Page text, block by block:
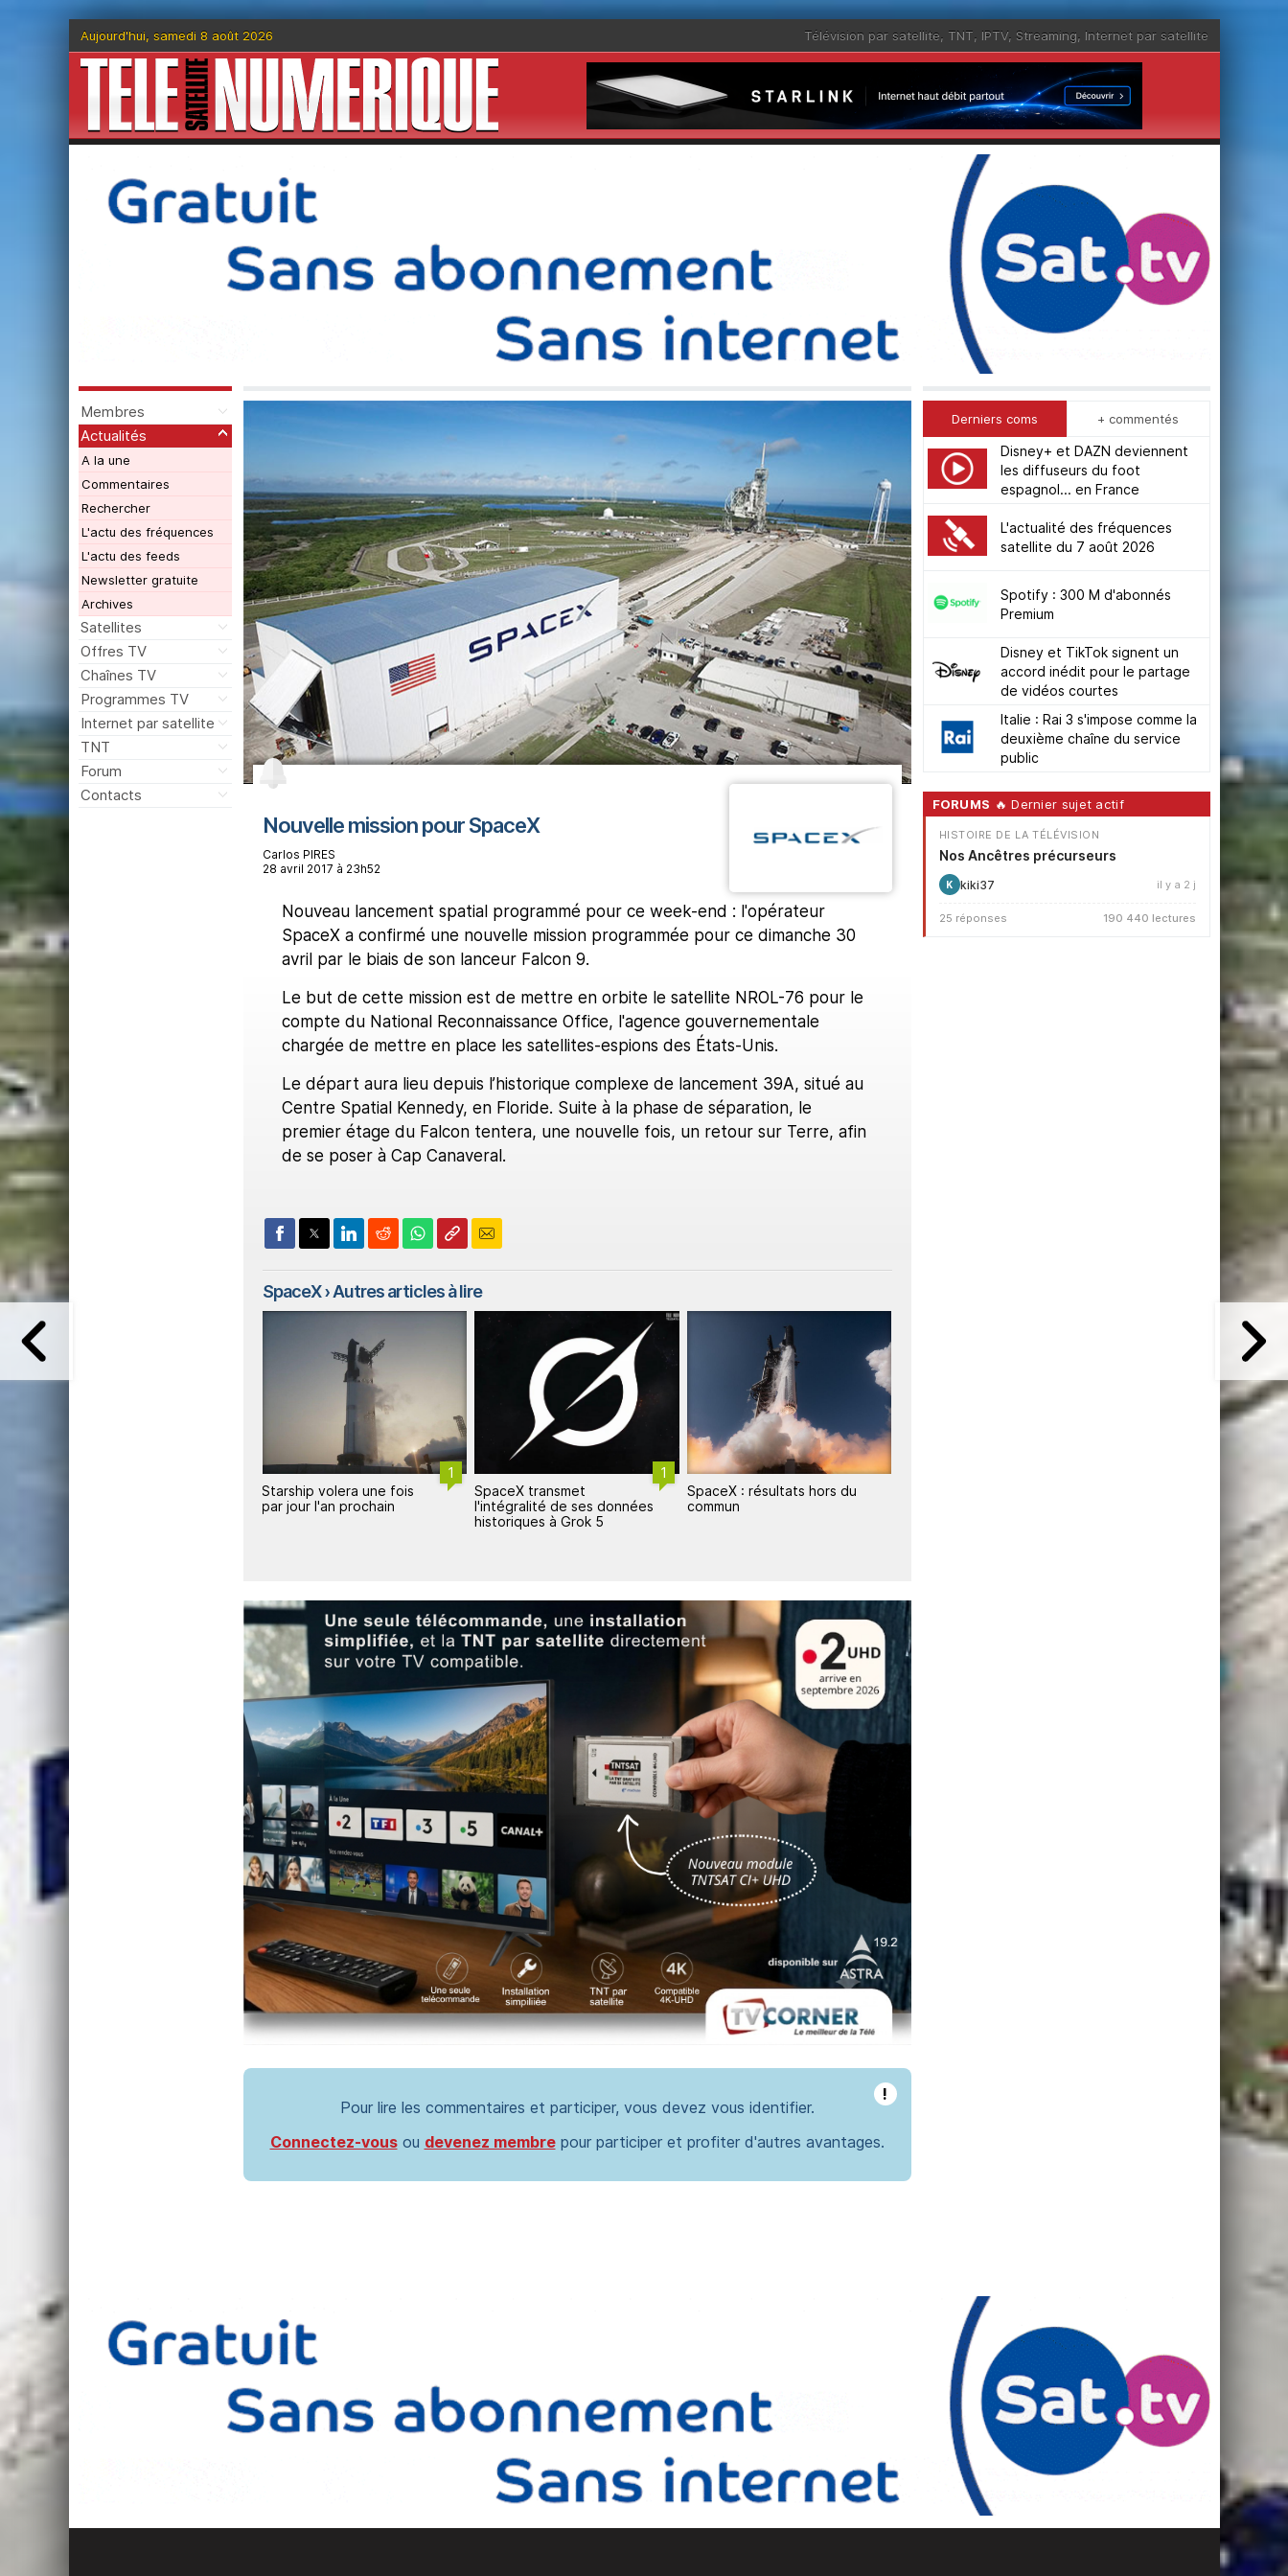
Aujourd'hui, samedi 8 août 2026 Télévision par satellite, TNT, IPTV, Streaming, Internet par satellite
Membres
Actualités
A la une
Commentaires
Rechercher
L'actu des fréquences
L'actu des feeds
Newsletter gratuite
Archives
Satellites
Offres TV
Chaînes TV
Programmes TV
Internet par satellite
TNT
Forum
Contacts
Nouvelle mission pour SpaceX
Carlos PIRES
28 avril 2017 à 23h52
Nouveau lancement spatial programmé pour ce week-end : l'opérateur
SpaceX a confirmé une nouvelle mission programmée pour ce dimanche 30
avril par le biais de son lanceur Falcon 9.
Le but de cette mission est de mettre en orbite le satellite NROL-76 pour le
compte du National Reconnaissance Office, l'agence gouvernementale
chargée de mettre en place les satellites-espions des États-Unis.
Le départ aura lieu depuis l’historique complexe de lancement 39A, situé au
Centre Spatial Kennedy, en Floride. Suite à la phase de séparation, le
premier étage du Falcon tentera, une nouvelle fois, un retour sur Terre, afin
de se poser à Cap Canaveral.
SpaceX› Autres articles à lire
1
SpaceX transmet
l'intégralité de ses données
SpaceX : résultats hors du
commun
SpaceX décroche 18
lancements Falcon 9 pour la
!
Pour lire les commentaires et participer, vous devez vous identifier.
Connectez-vousou devenez membrepour participer et profiter d'autres avantages.
Derniers coms + commentés
Disney+ et DAZN deviennent
les diffuseurs du foot
espagnol... en France
L'actualité des fréquences
satellite du 7 août 2026
Spotify : 300 M d'abonnés
Premium
Disney et TikTok signent un
accord inédit pour le partage
de vidéos courtes
Italie : Rai 3 s'impose comme la
deuxième chaîne du service
public
FORUMS 🔥 Dernier sujet actif
HISTOIRE DE LA TÉLÉVISION
Nos Ancêtres précurseurs
K kiki37 il y a 2 j
25 réponses 190 440 lectures